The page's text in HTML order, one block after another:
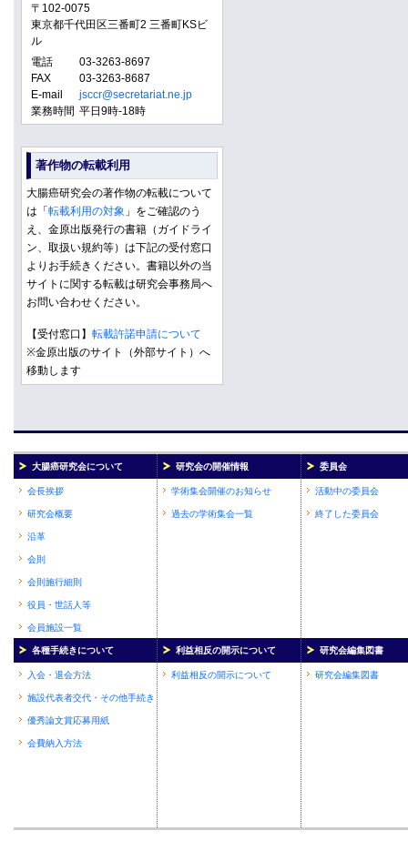
〒102-0075
東京都千代田区三番町2 三番町KSビ
ル
電話
03-3263-8697
FAX
03-3263-8687
E-mail
jsccr@secretariat.ne.jp
業務時間 平日9時-18時
著作物の転載利用
大腸癌研究会の著作物の転載について
は「転載利用の対象 」をご確認のう
え、金原出版発行の書籍（ガイドライ
ン、取扱い規約等）は下記の受付窓口
よりお手続きください。書籍以外の当
サイトに関する転載は研究会事務局へ
お問い合わせください。
【受付窓口】 転載許諾申請について
※金原出版のサイト（外部サイト）へ
移動します
大腸癌研究会について 研究会の開催情報 委員会
会長挨拶
研究会概要
沿革
会則
会則施行細則
役員・世話人等
会員施設一覧
学術集会開催のお知らせ
過去の学術集会一覧
活動中の委員会
終了した委員会
各種手続きについて 利益相反の開示について 研究会編集図書
入会・退会方法
施設代表者交代・その他手続き
優秀論文賞応募用紙
会費納入方法
利益相反の開示について 研究会編集図書